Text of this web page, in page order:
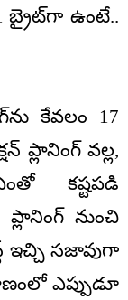
ఉంటే..
కేవలం 17
ప్లానింగ్ వల్ల,
కష్టపడి
నుంచి
ఇచ్చి సజావుగా
ఎప్పుడూ